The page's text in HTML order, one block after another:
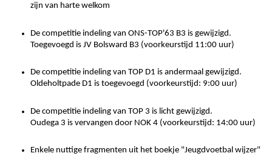
zijn van harte welkom
De competitie indeling van ONS-TOP'63 B3 is gewijzigd.
Toegevoegd is JV Bolsward B3 (voorkeurstijd 11:00 uur)
De competitie indeling van TOP D1 is andermaal gewijzigd.
Oldeholtpade D1 is toegevoegd (voorkeurstijd: 9:00 uur)
De competitie indeling van TOP 3 is licht gewijzigd.
Oudega 3 is vervangen door NOK 4 (voorkeurstijd: 14:00 uur)
Enkele nuttige fragmenten uit het boekje "Jeugdvoetbal wijzer"